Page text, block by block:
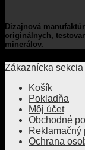
Dizajnová
originálnych,
minerálov.
Zákaznícka sekcia
Košík
Pokladňa
Môj účet
Obchodné
Reklamačný
Ochrana